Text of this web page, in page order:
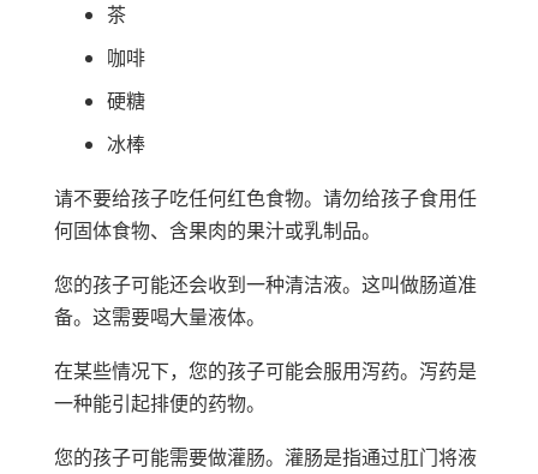
茶
咖啡
硬糖
冰棒
请不要给孩子吃任何红色食物。请勿给孩子食用任
何固体食物、含果肉的果汁或乳制品。
您的孩子可能还会收到一种清洁液。这叫做肠道准
备。这需要喝大量液体。
在某些情况下，您的孩子可能会服用泻药。泻药是
一种能引起排便的药物。
您的孩子可能需要做灌肠。灌肠是指通过肛门将液